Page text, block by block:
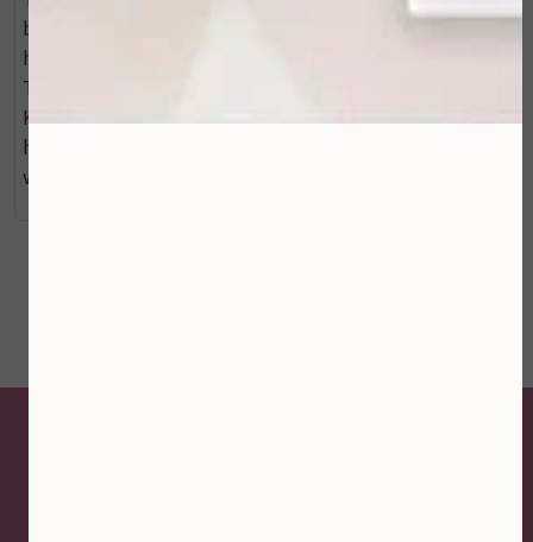
binnenkant van uw handen of onder de kin alvorens op
het gezicht aan te brengen.
Tip van Mooi ZoLon:
Knip het labeltje niet van je handoek af, hier kunt u de
handoek aan vasthouden als de doek onverhoopt te
warm is geworden in de magnetron.